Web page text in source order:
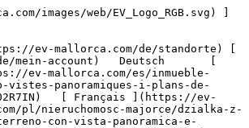
de/immobilie-auf-mallorca-verkaufen) 

 [ Kontakt ](https://ev-mallorca.com/de/standorte) 

   [ Mein Account ](https://ev-mallorca.com/de/mein-account) 

 [   Call Us on +34 971 01 63 55   ](tel:+34971016355) 

             ![Grundstück mit Panoramablick und Bauprojekt-1](https://cdn.ev-mallorca.com/images/properties/e64b6a96-c532-4fed-b373-ee6d6490d88c/1e52ee93-58d1-453f-9552-67bde470807e.png?crop=true&crop_gravity=northwest&format=webp&quality=80)  

         ![Grundstück mit Panoramablick und Bauprojekt-2](https://cdn.ev-mallorca.com/images/properties/e64b6a96-c532-4fed-b373-ee6d6490d88c/463baf16-c21b-455f-9ad8-5c63f21e892b.png?crop=true&crop_gravity=northwest&format=webp&quality=80)  

         ![Grundstück mit Panoramablick und Bauprojekt-3](https://cdn.ev-mallorca.com/images/properties/e64b6a96-c532-4fed-b373-ee6d6490d88c/dac36517-16e8-4bc3-bb76-b18dfd5fc5ad.png?crop=true&crop_gravity=northwest&format=webp&quality=80)  

         ![Grundstück mit Panoramablick und Bauprojekt-4](https://cdn.ev-mallorca.com/images/properties/e64b6a96-c532-4fed-b373-ee6d6490d88c/c53d493e-e510-4e70-9afc-94569fde1a0b.png?crop=true&crop_gravity=northwest&format=webp&quality=80)  

         ![Grundstück mit Panoramablick und Bauprojekt-5](https://cdn.ev-mallorca.com/images/properties/e64b6a96-c532-4fed-b373-ee6d6490d88c/5cedd129-1113-45e7-a1f7-417b30d20b71.png?crop=true&crop_gravity=northwest&format=webp&quality=80)  

         ![Grundstück mit Panoramablick und Bauprojekt-6](https://cdn.ev-mallorca.com/images/properties/e64b6a96-c532-4fed-b373-ee6d6490d88c/65c781fa-b995-4d1e-a06c-f4681c2e5b4e.png?crop=true&crop_gravity=northwest&format=webp&quality=80)  

         ![Grundstück mit Panoramablick und Bauprojekt-7](https://cdn.ev-mallorca.com/images/properties/e64b6a96-c532-4fed-b373-ee6d6490d88c/84265cfa-72be-408f-b80e-61a91b121a29.png?crop=true&crop_gravity=northwest&format=webp&quality=80)  

         ![Grundstück mit Panoramablick und Bauprojekt-8](https://cdn.ev-mallorca.com/images/properties/e6